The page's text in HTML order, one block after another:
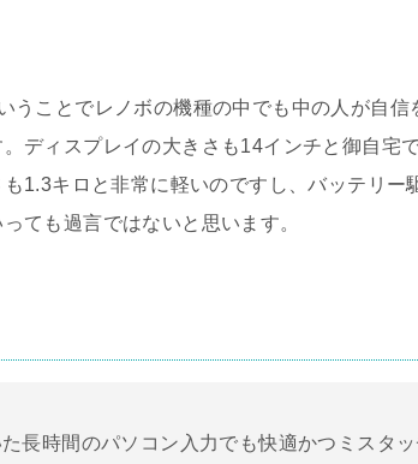
うことでレノボの機種の中でも中の人が自信
ディスプレイの大きさも14インチと御自宅
1.3キロと非常に軽いのですし、バッテリー
ても過言ではないと思います。
長時間のパソコン入力でも快適かつミスタ